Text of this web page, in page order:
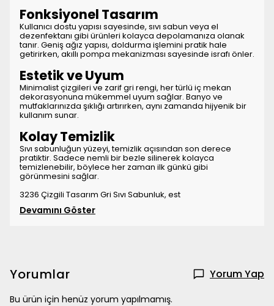
Fonksiyonel Tasarım
Kullanıcı dostu yapısı sayesinde, sıvı sabun veya el
dezenfektanı gibi ürünleri kolayca depolamanıza olanak
tanır. Geniş ağız yapısı, doldurma işlemini pratik hale
getirirken, akıllı pompa mekanizması sayesinde israfı önler.
Estetik ve Uyum
Minimalist çizgileri ve zarif gri rengi, her türlü iç mekan
dekorasyonuna mükemmel uyum sağlar. Banyo ve
mutfaklarınızda şıklığı artırırken, aynı zamanda hijyenik bir
kullanım sunar.
Kolay Temizlik
Sıvı sabunluğun yüzeyi, temizlik açısından son derece
pratiktir. Sadece nemli bir bezle silinerek kolayca
temizlenebilir, böylece her zaman ilk günkü gibi
görünmesini sağlar.
3236 Çizgili Tasarım Gri Sıvı Sabunluk, est
Devamını Göster
Yorumlar Yorum Yap
Bu ürün için henüz yorum yapılmamış.